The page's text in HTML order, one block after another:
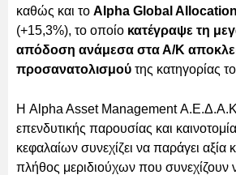
καθώς και το Alpha Global
(+15,3%), το οποίο κατέγραψε τη
απόδοση ανάμεσα στα Α/Κ
προσανατολισμού της κατηγορίας
Η Alpha Asset Management
επενδυτικής παρουσίας και
κεφαλαίων συνεχίζει να παράγει αξία
πλήθος μεριδιούχων που συνεχίζουν